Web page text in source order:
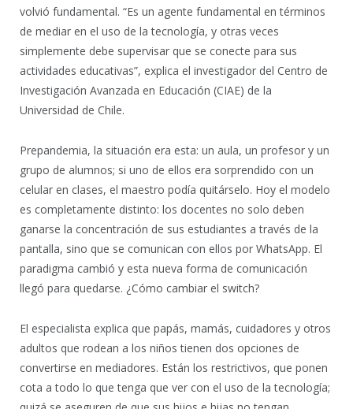
volvió fundamental. “Es un agente fundamental en términos
de mediar en el uso de la tecnología, y otras veces
simplemente debe supervisar que se conecte para sus
actividades educativas”, explica el investigador del Centro de
Investigación Avanzada en Educación (CIAE) de la
Universidad de Chile.
Prepandemia, la situación era esta: un aula, un profesor y un
grupo de alumnos; si uno de ellos era sorprendido con un
celular en clases, el maestro podía quitárselo. Hoy el modelo
es completamente distinto: los docentes no solo deben
ganarse la concentración de sus estudiantes a través de la
pantalla, sino que se comunican con ellos por WhatsApp. El
paradigma cambió y esta nueva forma de comunicación
llegó para quedarse. ¿Cómo cambiar el switch?
El especialista explica que papás, mamás, cuidadores y otros
adultos que rodean a los niños tienen dos opciones de
convertirse en mediadores. Están los restrictivos, que ponen
cota a todo lo que tenga que ver con el uso de la tecnología;